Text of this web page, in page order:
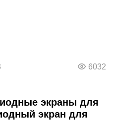
6032
экраны для
экран для